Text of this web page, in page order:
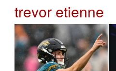
trevor etienne